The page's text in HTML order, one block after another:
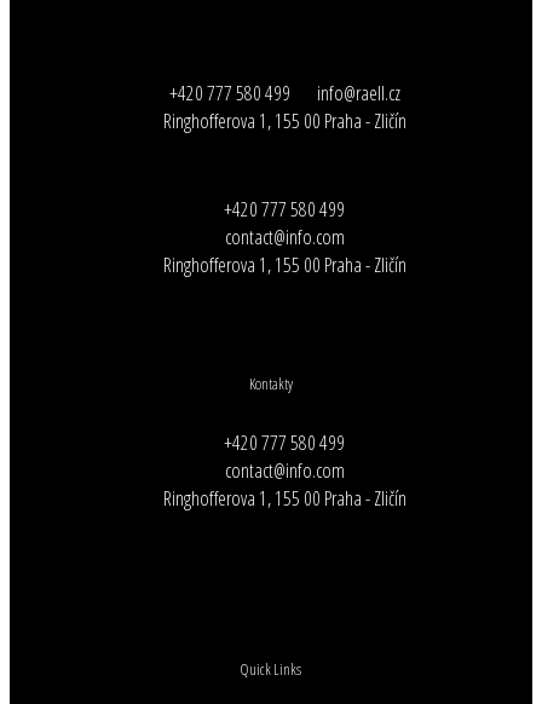
+420 777 580 499
info@raell.cz
Ringhofferova 1, 155 00 Praha - Zličín
+420 777 580 499
contact@info.com
Ringhofferova 1, 155 00 Praha - Zličín
Kontakty
+420 777 580 499
contact@info.com
Ringhofferova 1, 155 00 Praha - Zličín
Quick Links